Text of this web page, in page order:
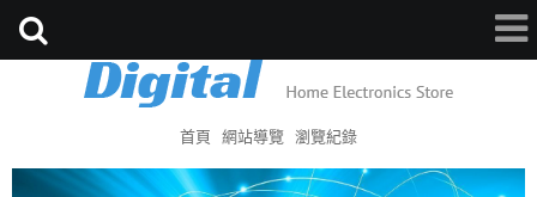
首頁 網站導覽 瀏覽紀錄